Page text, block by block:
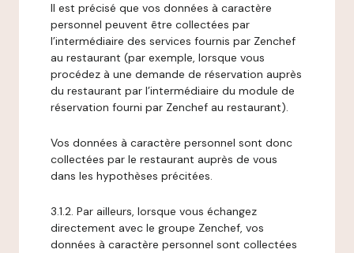
Il est précisé que vos données à caractère
personnel peuvent être collectées par
l’intermédiaire des services fournis par Zenchef
au restaurant (par exemple, lorsque vous
procédez à une demande de réservation auprès
du restaurant par l’intermédiaire du module de
réservation fourni par Zenchef au restaurant).
Vos données à caractère personnel sont donc
collectées par le restaurant auprès de vous
dans les hypothèses précitées.
3.1.2. Par ailleurs, lorsque vous échangez
directement avec le groupe Zenchef, vos
données à caractère personnel sont collectées